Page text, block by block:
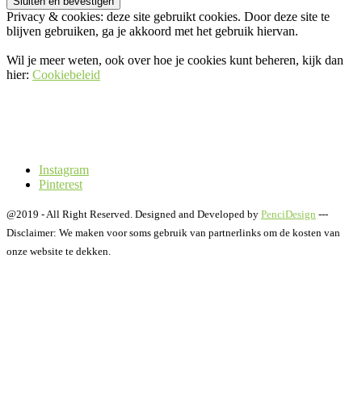
Privacy & cookies: deze site gebruikt cookies. Door deze site te
blijven gebruiken, ga je akkoord met het gebruik hiervan.
Wil je meer weten, ook over hoe je cookies kunt beheren, kijk dan
hier: Cookiebeleid
Instagram
Pinterest
@2019 - All Right Reserved. Designed and Developed by PenciDesign ---
Disclaimer: We maken voor soms gebruik van partnerlinks om de kosten van
onze website te dekken.